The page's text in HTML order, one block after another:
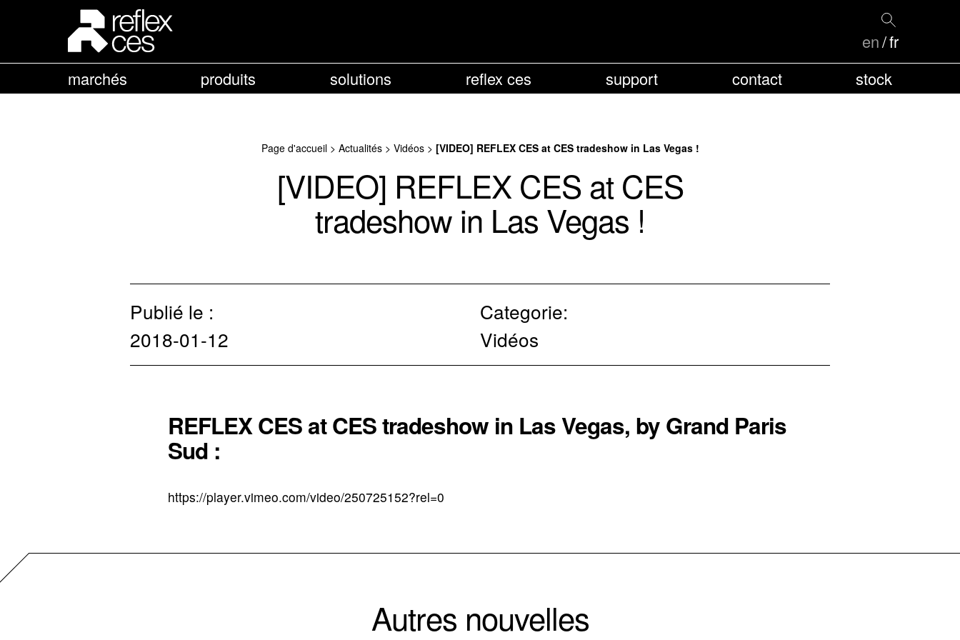
marchés produits solutions reflex ces support contact stock
en fr
Page d'accueil> Actualités> Vidéos> [VIDEO] REFLEX CES at CES tradeshow in Las Vegas !
[VIDEO] REFLEX CES at CES
tradeshow in Las Vegas !
Publié le :
2018-01-12
Categorie:
Vidéos
REFLEX CES at CES tradeshow in Las Vegas, by Grand Paris
Sud :
https://player.vimeo.com/video/250725152?rel=0
Autres nouvelles